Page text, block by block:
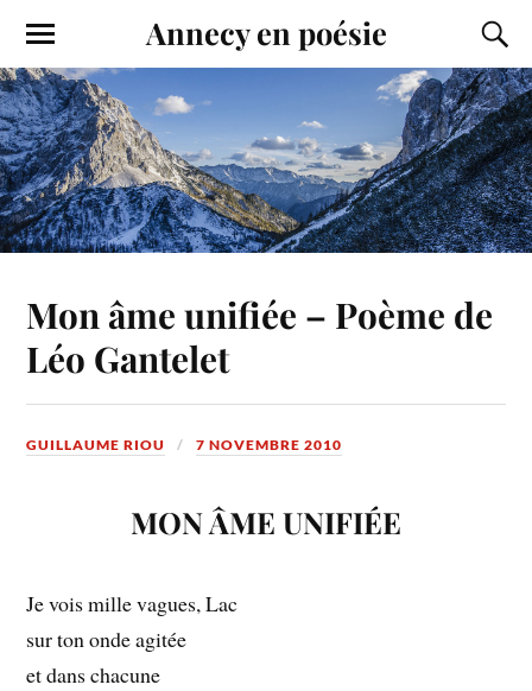
Annecy en poésie
Mon âme unifiée – Poème de
Léo Gantelet
GUILLAUME RIOU 7 NOVEMBRE 2010
MON ÂME UNIFIÉE
Je vois mille vagues, Lac
sur ton onde agitée
et dans chacune